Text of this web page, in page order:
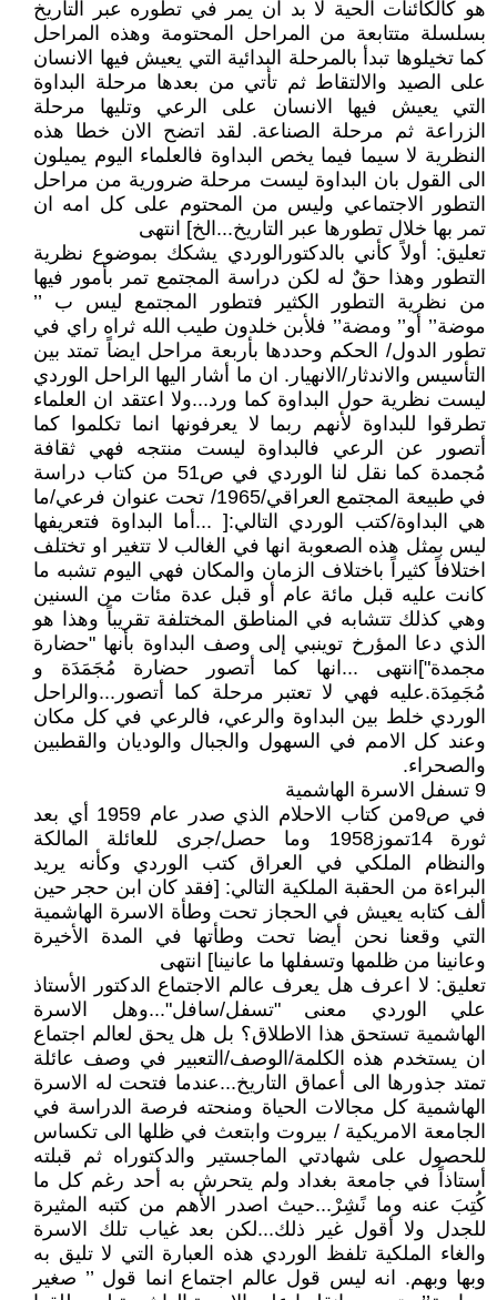
هو كالكائنات الحية لا بد ان يمر في تطوره عبر التاريخ
بسلسلة متتابعة من المراحل المحتومة وهذه المراحل
كما تخيلوها تبدأ بالمرحلة البدائية التي يعيش فيها الانسان
على الصيد والالتقاط ثم تأتي من بعدها مرحلة البداوة
التي يعيش فيها الانسان على الرعي وتليها مرحلة
الزراعة ثم مرحلة الصناعة. لقد اتضح الان خطا هذه
النظرية لا سيما فيما يخص البداوة فالعلماء اليوم يميلون
الى القول بان البداوة ليست مرحلة ضرورية من مراحل
التطور الاجتماعي وليس من المحتوم على كل امه ان
تمر بها خلال تطورها عبر التاريخ...الخ] انتهى
تعليق: أولاً كأني بالدكتورالوردي يشكك بموضوع نظرية
التطور وهذا حقٌ له لكن دراسة المجتمع تمر بأمور فيها
من نظرية التطور الكثير فتطور المجتمع ليس ب ’’
موضة’’ أو’’ ومضة’’ فلأبن خلدون طيب الله ثراه راي في
تطور الدول/ الحكم وحددها بأربعة مراحل ايضاً تمتد بين
التأسيس والاندثار/الانهيار. ان ما أشار اليها الراحل الوردي
ليست نظرية حول البداوة كما ورد...ولا اعتقد ان العلماء
تطرقوا للبداوة لأنهم ربما لا يعرفونها انما تكلموا كما
أتصور عن الرعي فالبداوة ليست منتجه فهي ثقافة
مُجمدة كما نقل لنا الوردي في ص51 من كتاب دراسة
في طبيعة المجتمع العراقي/1965/ تحت عنوان فرعي/ما
هي البداوة/كتب الوردي التالي:[ ...أما البداوة فتعريفها
ليس بمثل هذه الصعوبة انها في الغالب لا تتغير او تختلف
اختلافاً كثيراً باختلاف الزمان والمكان فهي اليوم تشبه ما
كانت عليه قبل مائة عام أو قبل عدة مئات من السنين
وهي كذلك تتشابه في المناطق المختلفة تقريباً وهذا هو
الذي دعا المؤرخ توينبي إلى وصف البداوة بأنها "حضارة
مجمدة"]انتهى ...انها كما أتصور حضارة مُجَمَدَة و
مُجَمِدَة.عليه فهي لا تعتبر مرحلة كما أتصور...والراحل
الوردي خلط بين البداوة والرعي، فالرعي في كل مكان
وعند كل الامم في السهول والجبال والوديان والقطبين
والصحراء.
9 تسفل الاسرة الهاشمية
في ص9من كتاب الاحلام الذي صدر عام 1959 أي بعد
ثورة 14تموز1958 وما حصل/جرى للعائلة المالكة
والنظام الملكي في العراق كتب الوردي وكأنه يريد
البراءة من الحقبة الملكية التالي: [فقد كان ابن حجر حين
ألف كتابه يعيش في الحجاز تحت وطأة الاسرة الهاشمية
التي وقعنا نحن أيضا تحت وطأتها في المدة الأخيرة
وعانينا من ظلمها وتسفلها ما عانينا] انتهى
تعليق: لا اعرف هل يعرف عالم الاجتماع الدكتور الأستاذ
علي الوردي معنى "تسفل/سافل"...وهل الاسرة
الهاشمية تستحق هذا الاطلاق؟ بل هل يحق لعالم اجتماع
ان يستخدم هذه الكلمة/الوصف/التعبير في وصف عائلة
تمتد جذورها الى أعماق التاريخ...عندما فتحت له الاسرة
الهاشمية كل مجالات الحياة ومنحته فرصة الدراسة في
الجامعة الامريكية / بيروت وابتعث في ظلها الى تكساس
للحصول على شهادتي الماجستير والدكتوراه ثم قبلته
أستاذاً في جامعة بغداد ولم يتحرش به أحد رغم كل ما
كُتِبَ عنه وما نًشِرْ...حيث اصدر الأهم من كتبه المثيرة
للجدل ولا أقول غير ذلك...لكن بعد غياب تلك الاسرة
والغاء الملكية تلفظ الوردي هذه العبارة التي لا تليق به
وبها وبهم. انه ليس قول عالم اجتماع انما قول ’’ صغير